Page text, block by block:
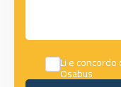
Li e concordo
Osabus